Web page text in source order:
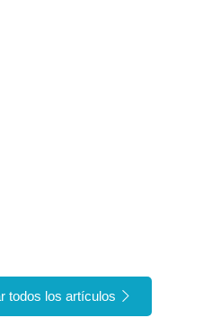
todos los artículos